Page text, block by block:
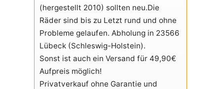
(hergestellt 2010) sollten neu.Die
Räder sind bis zu Letzt rund und ohne
Probleme gelaufen. Abholung in 23566
Lübeck (Schleswig-Holstein).
Sonst ist auch ein Versand für 49,90€
Aufpreis möglich!
Privatverkauf ohne Garantie und